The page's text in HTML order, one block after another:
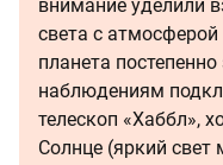
внимание уделили
света с
планета
наблюдениям
телескоп «Хаббл»,
Солнце (яркий свет